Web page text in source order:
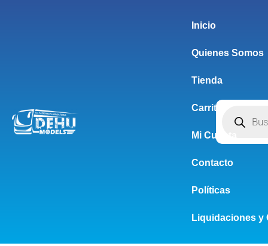
Inicio
Quienes Somos
Tienda
Carrito
Mi Cuenta
Contacto
Políticas
Liquidaciones y